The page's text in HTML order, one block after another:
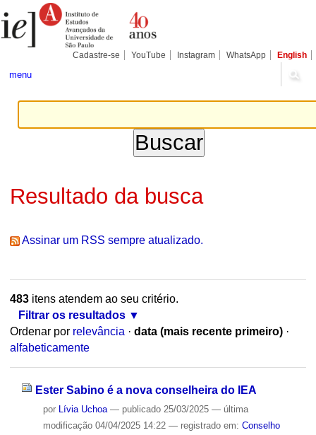
para
conteúdo.
Pessoais
Cadastre-se YouTube Instagram WhatsApp English
menu
Resultado da busca
Assinar um RSS sempre atualizado.
483itens atendem ao seu critério.
Filtrar os resultados
Ordenar por relevância · data (mais recente primeiro) ·
alfabeticamente
Ester Sabino é a nova conselheira do IEA
por Lívia Uchoa — publicado25/03/2025 — última
modificação04/04/2025 14:22 — registrado em: Conselho